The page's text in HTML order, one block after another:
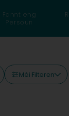
Fannt eng
Persoun
Méi Filteren